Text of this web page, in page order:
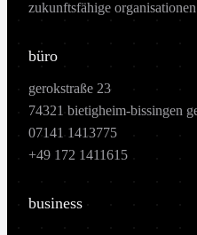
zukunftsfähige
büro
gerokstraße 23
74321 bietigheim-bissingen
07141 1413775
+49 172 1411615
business